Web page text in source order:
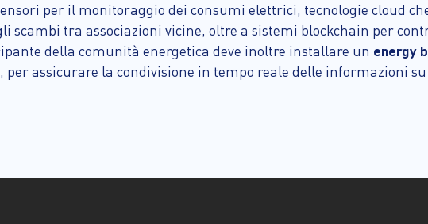
per il monitoraggio dei consumi elettrici, tecnologie cloud
scambi tra associazioni vicine, oltre a sistemi blockchain per
della comunità energetica deve inoltre installare un energy
per assicurare la condivisione in tempo reale delle informazioni